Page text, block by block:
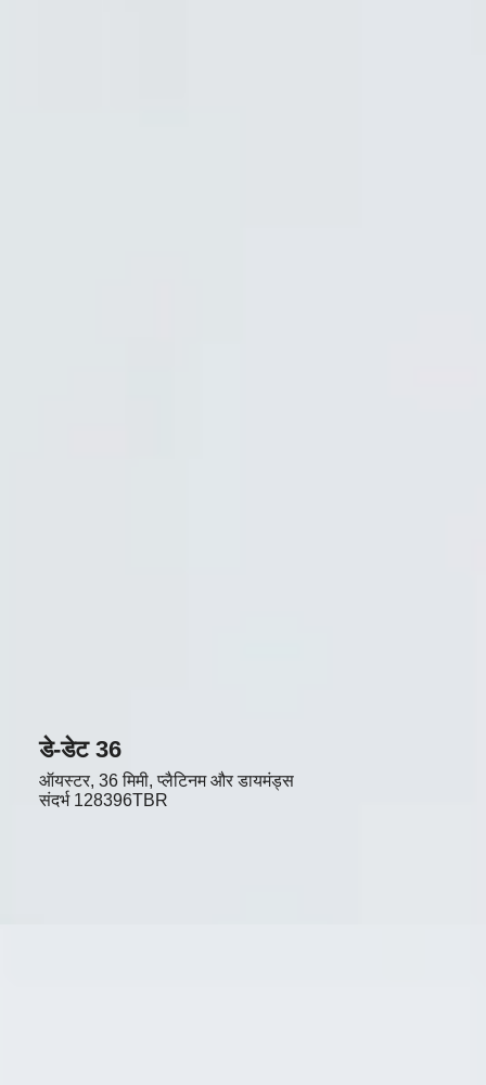
डे-डेट 36
ऑयस्टर, 36 मिमी, प्लैटिनम और डायमंड्स
संदर्भ 128396TBR